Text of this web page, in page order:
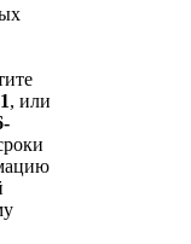
, или